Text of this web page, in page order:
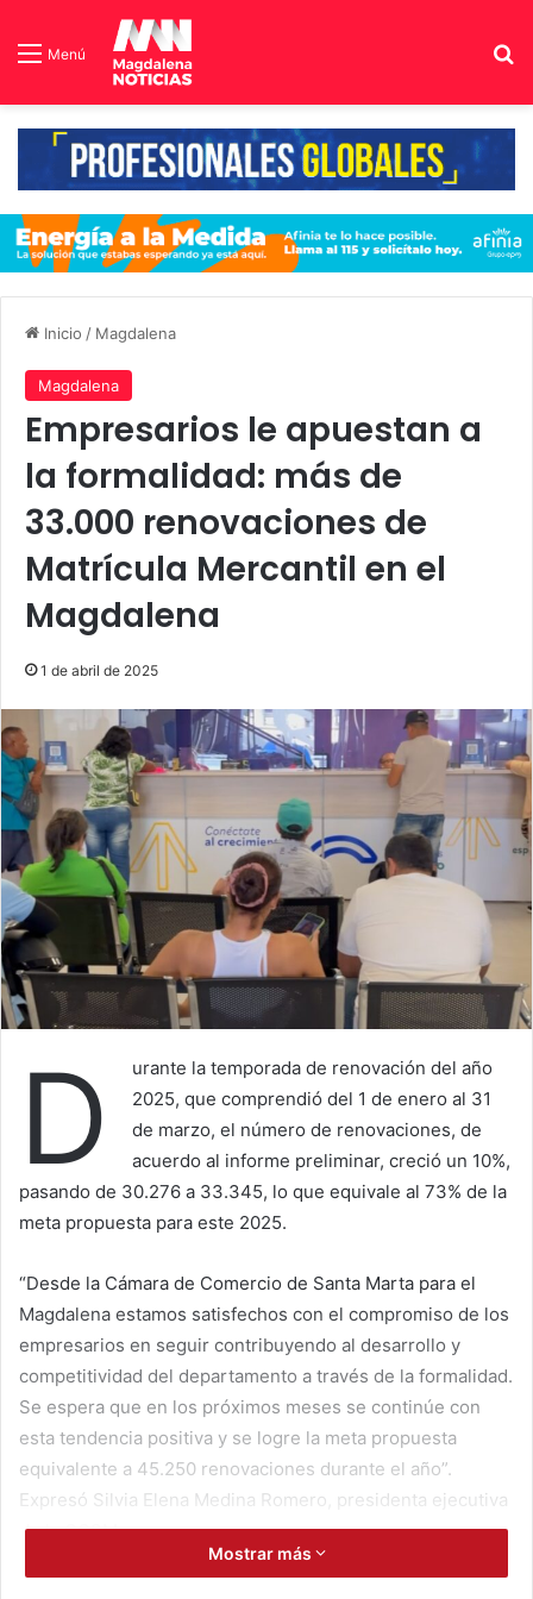
Menú
Inicio / Magdalena
Magdalena
Empresarios le apuestan a
la formalidad: más de
33.000 renovaciones de
Matrícula Mercantil en el
Magdalena
1 de abril de 2025
D
urante la temporada de renovación del año
2025, que comprendió del 1 de enero al 31
de marzo, el número de renovaciones, de
acuerdo al informe preliminar, creció un 10%,
pasando de 30.276 a 33.345, lo que equivale al 73% de la
meta propuesta para este 2025.
“Desde la Cámara de Comercio de Santa Marta para el
Magdalena estamos satisfechos con el compromiso de los
empresarios en seguir contribuyendo al desarrollo y
competitividad del departamento a través de la formalidad.
Se espera que en los próximos meses se continúe con
esta tendencia positiva y se logre la meta propuesta
equivalente a 45.250 renovaciones durante el año”.
Expresó Silvia Elena Medina Romero, presidenta ejecutiva
de la CCSM.
Mostrar más